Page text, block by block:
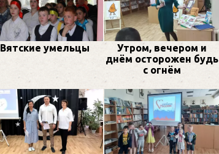
Вятские умельцы
Утром, вечером и
днём осторожен будь
с огнём